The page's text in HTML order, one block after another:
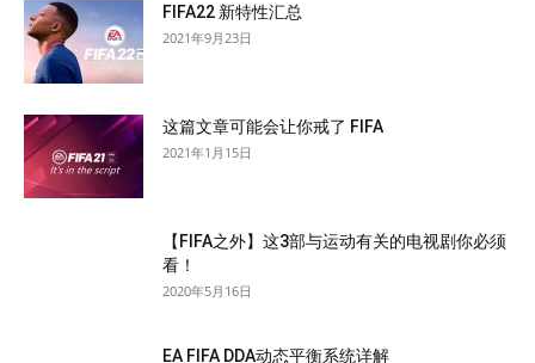
FIFA22 新特性汇总
2021年9月23日
这篇文章可能会让你戒了 FIFA
2021年1月15日
【FIFA之外】这3部与运动有关的电视剧你必须
看！
2020年5月16日
EA FIFA DDA动态平衡系统详解